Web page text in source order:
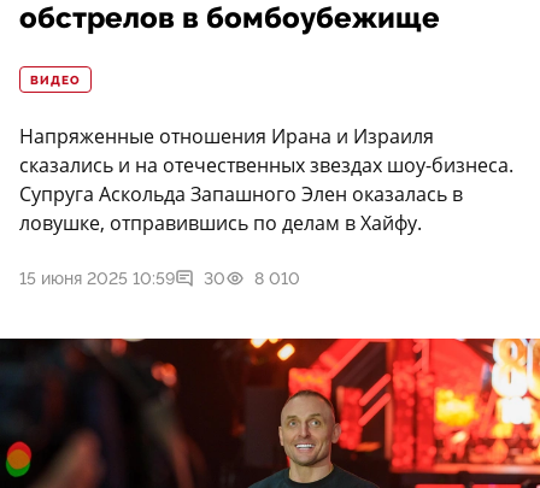
обстрелов в бомбоубежище
ВИДЕО
Напряженные отношения Ирана и Израиля
сказались и на отечественных звездах шоу-бизнеса.
Супруга Аскольда Запашного Элен оказалась в
ловушке, отправившись по делам в Хайфу.
15 июня 2025 10:59 30 8 010